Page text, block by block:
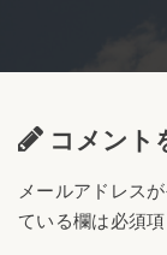
コメント
メールアドレス
ている欄は必須